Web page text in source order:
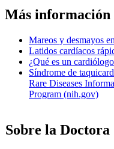
Más información​
Mareos y desmayos
Latidos cardíacos
¿Qué es un
Síndrome de
Rare Diseases
Program (nih.gov)
​​​Sobre la Doctora